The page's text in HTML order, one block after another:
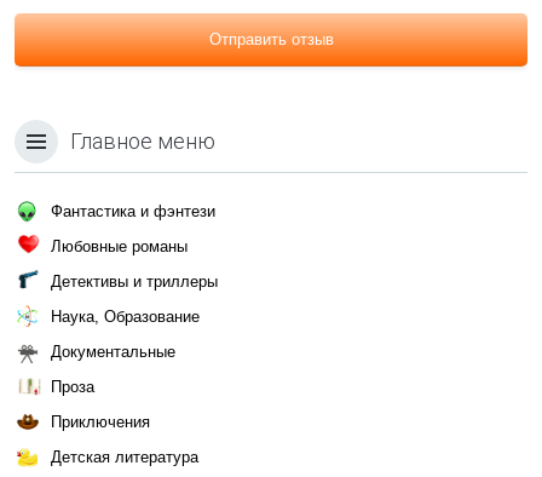
Отправить отзыв
Главное меню
Фантастика и фэнтези
Любовные романы
Детективы и триллеры
Наука, Образование
Документальные
Проза
Приключения
Детская литература